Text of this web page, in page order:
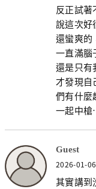
反正試著
說這次好
還蠻爽的
一直滿腦
還是只有
才發現自
們有什麼
一起中
Guest
2026-01-06
其實講到